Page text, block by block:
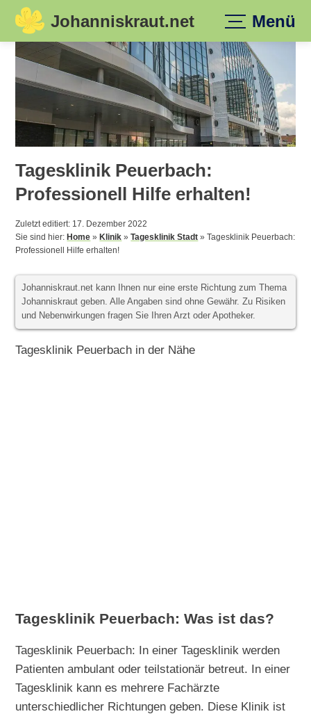
Skip
content
Johanniskraut.net Menü
Tagesklinik Peuerbach:
Professionell Hilfe erhalten!
Zuletzt editiert: 17. Dezember 2022
Sie sind hier:Home »Klinik »Tagesklinik Stadt »Tagesklinik Peuerbach:
Professionell Hilfe erhalten!
Johanniskraut.net kann Ihnen nur eine erste Richtung zum Thema
Johanniskraut geben. Alle Angaben sind ohne Gewähr. Zu Risiken
und Nebenwirkungen fragen Sie Ihren Arzt oder Apotheker.
Tagesklinik Peuerbach in der Nähe
Tagesklinik Peuerbach: Was ist das?
Tagesklinik Peuerbach: In einer Tagesklinik werden
Patienten ambulant oder teilstationär betreut. In einer
Tagesklinik kann es mehrere Fachärzte
unterschiedlicher Richtungen geben. Diese Klinik ist